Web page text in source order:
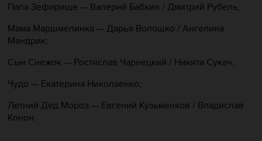
Папа Зефирище — Валерий Бабкин / Дмитрий Рубель;
Мама Маршмелинка — Дарья Волошко / Ангелина
Мандрик;
Сын Снежок — Ростислав Чарнецкий / Никита Сукач;
Чудо — Екатерина Николаенко;
Летний Дед Мороз — Евгений Кузьменков / Владислав
Конон.